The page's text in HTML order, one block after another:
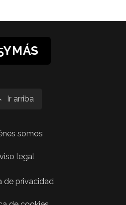
Ir arriba
somos
legal
de privacidad